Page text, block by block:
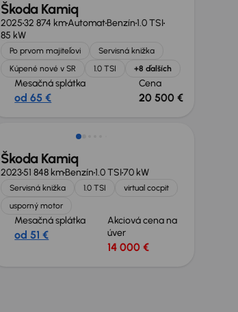
Škoda Kamiq
202532 874 kmAutomatBenzín1.0 TSI
85 kW
Po prvom majiteľovi
Servisná knižka
Kúpené nové v SR
1.0 TSI +8 ďalších
Mesačná splátka
od 65 €
Cena
20 500 €
Škoda Kamiq
202351 848 kmBenzín1.0 TSI70 kW
Servisná knižka 1.0 TSI
virtual cocpit
usporný motor
Mesačná splátka
od 51 €
Akciová cena na
úver
14 000 €